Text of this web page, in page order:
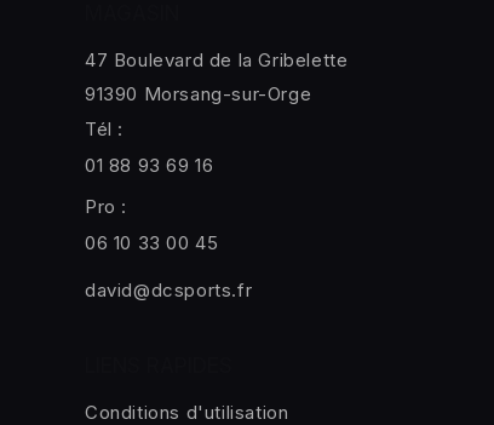
47 Boulevard de la Gribelette
91390 Morsang-sur-Orge
Tél :
01 88 93 69 16
Pro :
06 10 33 00 45
david@dcsports.fr
Conditions d'utilisation